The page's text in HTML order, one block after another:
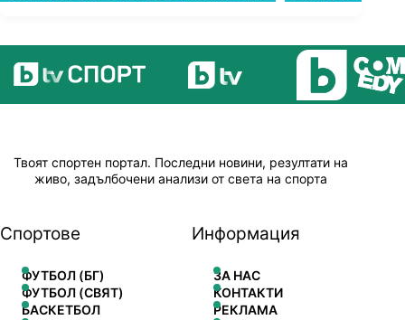
Твоят спортен портал. Последни новини, резултати на
живо, задълбочени анализи от света на спорта
Спортове
ФУТБОЛ (БГ)
ФУТБОЛ (СВЯТ)
БАСКЕТБОЛ
Информация
ЗА НАС
КОНТАКТИ
РЕКЛАМА